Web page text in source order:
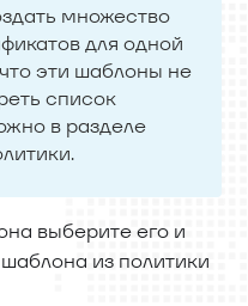
множество
для одной
эти шаблоны не
список
в разделе
выберите его и
из политики